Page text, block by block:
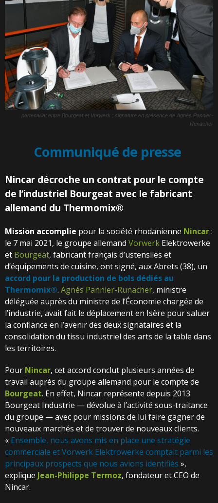
partenariat entre Bourgeat et Vorwerk : signature en présence de Agnès Pannier-
Runacher
Communiqué de presse
Nincar décroche un contrat pour le compte
de l’industriel Bourgeat avec le fabricant
allemand du Thermomix®
Mission accomplie pour la société rhodanienne Nincar:
le 7 mai 2021, le groupe allemand Vorwerk Elektrowerke
et Bourgeat, fabricant français d’ustensiles et
d’équipements de cuisine, ont signé, aux Abrets (38), un
accord pour la production de bols dédiés au
Thermomix®. Agnès Pannier-Runacher, ministre
déléguée auprès du ministre de l’Économie chargée de
l’industrie, avait fait le déplacement en Isère pour saluer
la confiance en l’avenir des deux signataires et la
consolidation du tissu industriel des arts de la table dans
les territoires.
Pour Nincar, cet accord conclut plusieurs années de
travail auprès du groupe allemand pour le compte de
Bourgeat. En effet, Nincar représente depuis 2013
Bourgeat Industrie — dévolue à l’activité sous-traitance
du groupe — avec pour missions de lui faire gagner de
nouveaux marchés et de trouver de nouveaux clients.
« Ensemble, nous avons mis en place une stratégie
commerciale et Vorwerk Elektrowerke comptait parmi les
principaux prospects que nous avions identifiés »,
explique Jean-Philippe Termoz, fondateur et CEO de
Nincar.